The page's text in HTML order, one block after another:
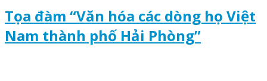
Tọa đàm “Văn hóa các dòng họ Việt
Nam thành phố Hải Phòng”